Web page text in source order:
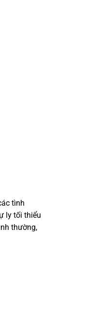
tình
ly tối thiểu
thường,